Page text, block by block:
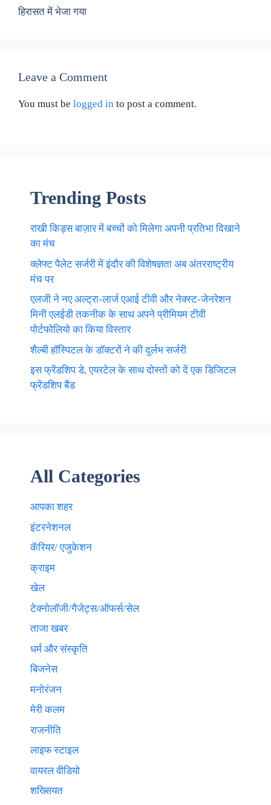
हिरासत में भेजा गया
Leave a Comment
You must be logged in to post a comment.
Trending Posts
राखी किड्स बाज़ार में बच्चों को मिलेगा अपनी प्रतिभा दिखाने
का मंच
क्लेफ्ट पैलेट सर्जरी में इंदौर की विशेषज्ञता अब अंतरराष्ट्रीय
मंच पर
एलजी ने नए अल्ट्रा-लार्ज एआई टीवी और नेक्स्ट-जेनरेशन
मिनी एलईडी तकनीक के साथ अपने प्रीमियम टीवी
पोर्टफोलियो का किया विस्तार
शैल्बी हॉस्पिटल के डॉक्टरों ने की दुर्लभ सर्जरी
इस फ्रेंडशिप डे, एयरटेल के साथ दोस्तों को दें एक डिजिटल
फ्रेंडशिप बैंड
All Categories
आपका शहर
इंटरनेशनल
कॅरियर/ एजुकेशन
क्राइम
खेल
टेक्नाेलाॅजी/गैजेट्स/ऑफर्स/सेल
ताजा खबर
धर्म और संस्कृति
बिजनेस
मनोरंजन
मेरी कलम
राजनीति
लाइफ स्टाइल
वायरल वीडियो
शख्सियत